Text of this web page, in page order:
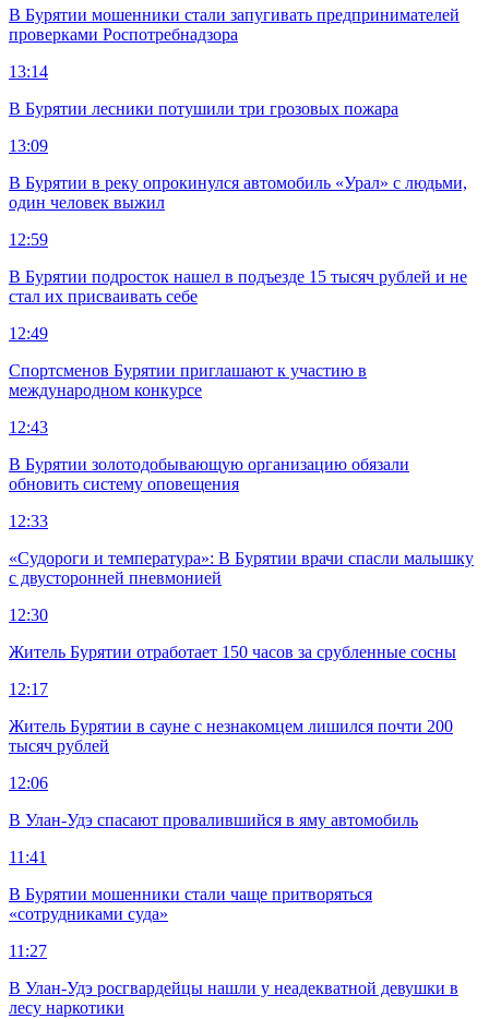
В Бурятии мошенники стали запугивать предпринимателей
проверками Роспотребнадзора
13:14
В Бурятии лесники потушили три грозовых пожара
13:09
В Бурятии в реку опрокинулся автомобиль «Урал» с людьми,
один человек выжил
12:59
В Бурятии подросток нашел в подъезде 15 тысяч рублей и не
стал их присваивать себе
12:49
Спортсменов Бурятии приглашают к участию в
международном конкурсе
12:43
В Бурятии золотодобывающую организацию обязали
обновить систему оповещения
12:33
«Судороги и температура»: В Бурятии врачи спасли малышку
с двусторонней пневмонией
12:30
Житель Бурятии отработает 150 часов за срубленные сосны
12:17
Житель Бурятии в сауне с незнакомцем лишился почти 200
тысяч рублей
12:06
В Улан-Удэ спасают провалившийся в яму автомобиль
11:41
В Бурятии мошенники стали чаще притворяться
«сотрудниками суда»
11:27
В Улан-Удэ росгвардейцы нашли у неадекватной девушки в
лесу наркотики